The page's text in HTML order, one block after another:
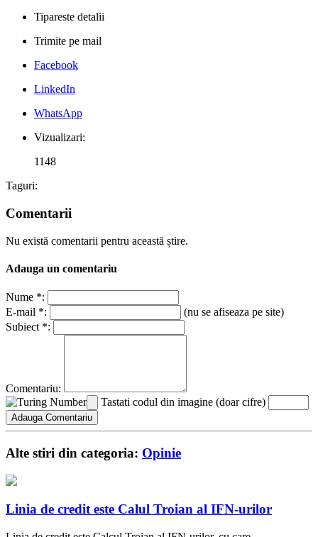
Tipareste detalii
Trimite pe mail
Facebook
LinkedIn
WhatsApp
Vizualizari:
1148
Taguri:
Comentarii
Nu există comentarii pentru această știre.
Adauga un comentariu
Nume *:
E-mail *:
(nu se afiseaza pe site)
Subiect *:
Comentariu:
Tastati codul din imagine (doar cifre)
Alte stiri din categoria: Opinie
Linia de credit este Calul Troian al IFN-urilor